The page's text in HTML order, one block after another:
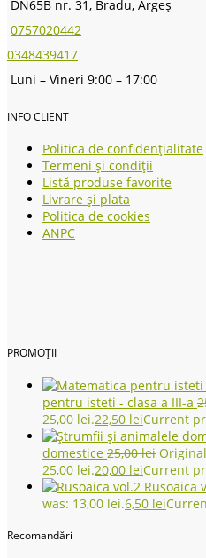
DN65B nr. 31, Bradu, Argeș
0757020442
0348439417
Luni – Vineri 9:00 – 17:00
INFO CLIENT
Politica de confidențialitate
Termeni și condiții
Listă produse favorite
Livrare și plata
Politica de cookies
ANPC
PROMOȚII
pentru isteti - clasa a III-a
25,00 lei.22,50 leiCurrent
domestice 25,00lei
25,00 lei.20,00 leiCurrent
Rusoaica
was: 13,00 lei.6,50 lei
Recomandări